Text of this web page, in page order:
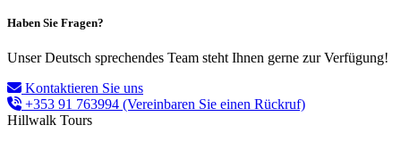
Haben Sie Fragen?
Unser Deutsch sprechendes Team steht Ihnen gerne zur Verfügung!
Kontaktieren Sie uns
+353 91 763994 (Vereinbaren Sie einen Rückruf)
Hillwalk Tours